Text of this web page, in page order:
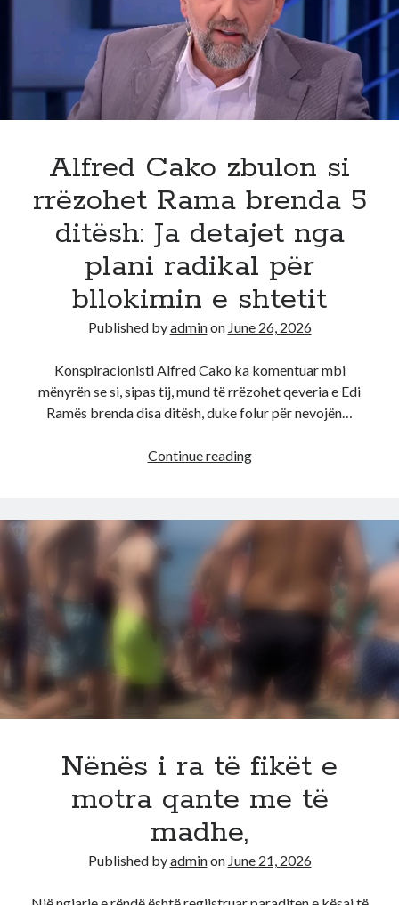
me
pasagjerë
në
autostradën
Tiranë–
Durrës
Alfred Cako zbulon si
rrëzohet Rama brenda 5
ditësh: Ja detajet nga
plani radikal për
bllokimin e shtetit
Published byadminon June 26, 2026
Konspiracionisti Alfred Cako ka komentuar mbi
mënyrën se si, sipas tij, mund të rrëzohet qeveria e Edi
Ramës brenda disa ditësh, duke folur për nevojën…
Continue readingAlfred
si
rrëzohet
5
nga
plani
për
bllokimin
e
Nënës i ra të fikët e
motra qante me të
madhe,
Published byadminon June 21, 2026